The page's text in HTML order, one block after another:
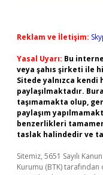
Reklam ve İletişim:
Yasal Uyarı: Bu
veya şahıs şirketi ile
Sitede yalnızca kendi
paylaşılmaktadır.
taşımamakta olup,
paylaşım
benzerlikleri
taslak halindedir ve
Sitemiz, 5651 Sayılı
Kurumu (BTK) tarafından